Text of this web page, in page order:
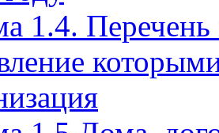
1.4.